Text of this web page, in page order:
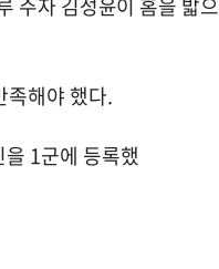
족해야 했다.
1군에 등록했